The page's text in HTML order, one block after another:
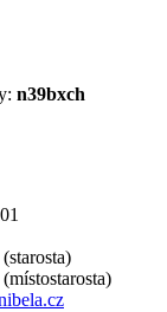
n39bxch